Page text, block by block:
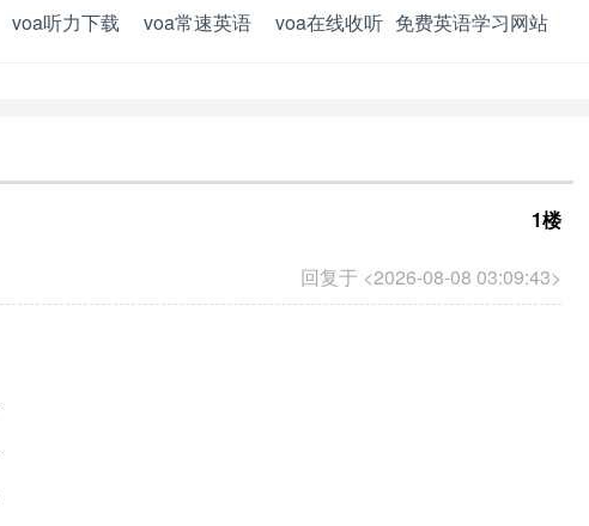
免费英语学习网站
voa听力下载 voa常速英语 voa在线收听
回复于 <2026-08-08 03:09:43>
1楼